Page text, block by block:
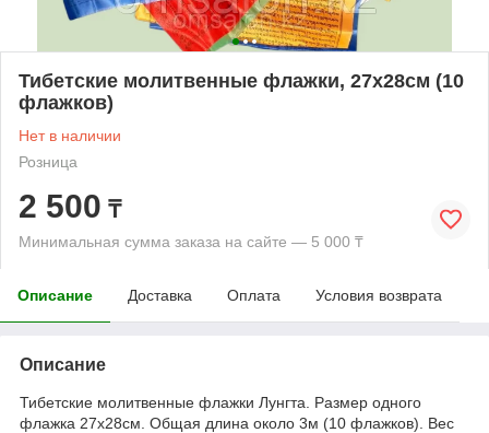
Тибетские молитвенные флажки, 27х28см (10
флажков)
Нет в наличии
Розница
2 500 ₸
Минимальная сумма заказа на сайте — 5 000 ₸
Описание Доставка Оплата Условия возврата
Описание
Тибетские молитвенные флажки Лунгта. Размер одного
флажка 27х28см. Общая длина около 3м (10 флажков). Вес